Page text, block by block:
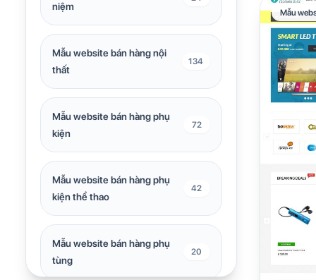
niệm
Mẫu website bán hàng nội
thất
134
Mẫu website bán hàng phụ
kiện
72
Mẫu website bán hàng phụ
kiện thể thao
42
Mẫu website bán hàng phụ
tùng
20
Mẫu